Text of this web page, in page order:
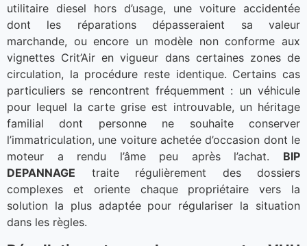
utilitaire diesel hors d’usage, une voiture accidentée
dont les réparations dépasseraient sa valeur
marchande, ou encore un modèle non conforme aux
vignettes Crit’Air en vigueur dans certaines zones de
circulation, la procédure reste identique. Certains cas
particuliers se rencontrent fréquemment : un véhicule
pour lequel la carte grise est introuvable, un héritage
familial dont personne ne souhaite conserver
l’immatriculation, une voiture achetée d’occasion dont le
moteur a rendu l’âme peu après l’achat. BIP
DEPANNAGE traite régulièrement des dossiers
complexes et oriente chaque propriétaire vers la
solution la plus adaptée pour régulariser la situation
dans les règles.